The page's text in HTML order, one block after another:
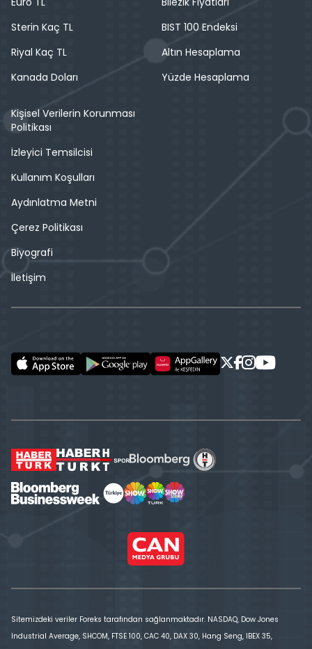
Sterin Kaç TL
Riyal Kaç TL
Kanada Doları
BIST 100 Endeksi
Altın Hesaplama
Yüzde Hesaplama
Kişisel Verilerin Korunması
Politikası
İzleyici Temsilcisi
Kullanım Koşulları
Aydınlatma Metni
Çerez Politikası
Biyografi
İletişim
Sitemizdeki veriler Foreks tarafından sağlanmaktadır. NASDAQ, Dow Jones
Industrial Average, SHCOM, FTSE 100, CAC 40, DAX 30, Hang Seng, IBEX 35,